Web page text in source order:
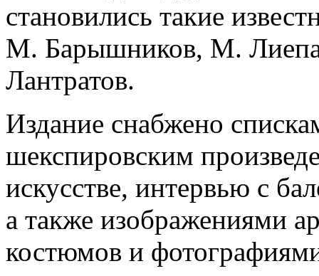
становились такие
М. Барышников, М.
Лантратов.
Издание снабжено
шекспировским
искусстве, интервью с
а также изображениями
костюмов и